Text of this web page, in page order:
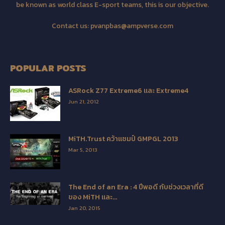
be known as world class E-sport teams, this is our objective.
Contact us:pvanpbas@ampverse.com
POPULAR POSTS
ASRock Z77 Extreme6 และ Extreme4
Jun 21, 2012
MiTH.Trust คว้าแชมป์ GMPGL 2013
Mar 5, 2013
The End of an Era : 4 ปีพอดี กับช่วงเวลาที่ดี
ของ MiTH และ...
Jan 20, 2015